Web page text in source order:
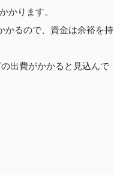
かります。
かるので、資金は余裕を持
出費がかかると見込んで